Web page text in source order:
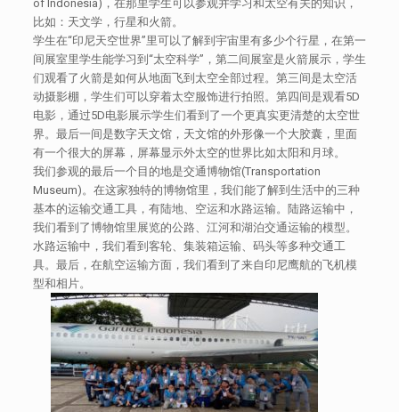
of Indonesia)，在那里学生可以参观并学习和太空有关的知识，
比如：天文学，行星和火箭。
学生在“印尼天空世界”里可以了解到宇宙里有多少个行星，在第一
间展室里学生能学习到“太空科学”，第二间展室是火箭展示，学生
们观看了火箭是如何从地面飞到太空全部过程。第三间是太空活
动摄影棚，学生们可以穿着太空服饰进行拍照。第四间是观看5D
电影，通过5D电影展示学生们看到了一个更真实更清楚的太空世
界。最后一间是数字天文馆，天文馆的外形像一个大胶囊，里面
有一个很大的屏幕，屏幕显示外太空的世界比如太阳和月球。
我们参观的最后一个目的地是交通博物馆(Transportation
Museum)。在这家独特的博物馆里，我们能了解到生活中的三种
基本的运输交通工具，有陆地、空运和水路运输。陆路运输中，
我们看到了博物馆里展览的公路、江河和湖泊交通运输的模型。
水路运输中，我们看到客轮、集装箱运输、码头等多种交通工
具。最后，在航空运输方面，我们看到了来自印尼鹰航的飞机模
型和相片。